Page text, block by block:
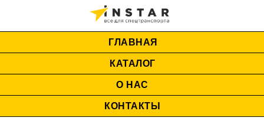
ГЛАВНАЯ
КАТАЛОГ
О НАС
КОНТАКТЫ